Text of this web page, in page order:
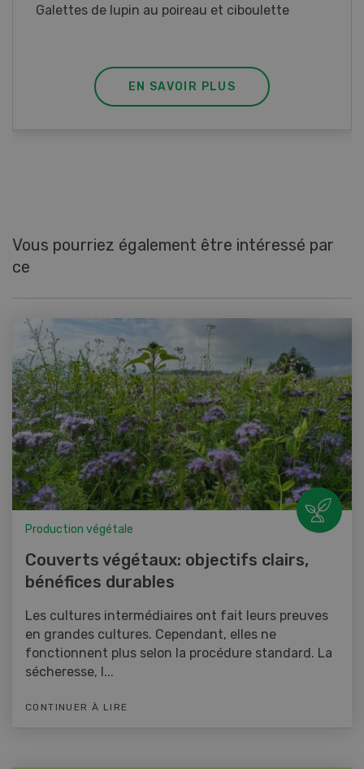
Rouleaux de printemps aux poulet
EN SAVOIR PLUS
Vous pourriez également être intéressé par
ce
Production végétale
Couverts végétaux: objectifs clairs,
bénéfices durables
Les cultures intermédiaires ont fait leurs preuves
en grandes cultures. Cependant, elles ne
fonctionnent plus selon la procédure standard. La
sécheresse, l...
CONTINUER À LIRE